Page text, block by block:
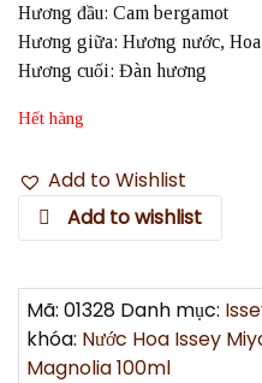
Hương đầu: Cam bergamot
Hương giữa: Hương nước,
Hương cuối: Đàn hương
Hết hàng
Add to Wishlist
Add to wishlist
Mã: 01328 Danh mục:
khóa: Nước Hoa Issey
Magnolia 100ml